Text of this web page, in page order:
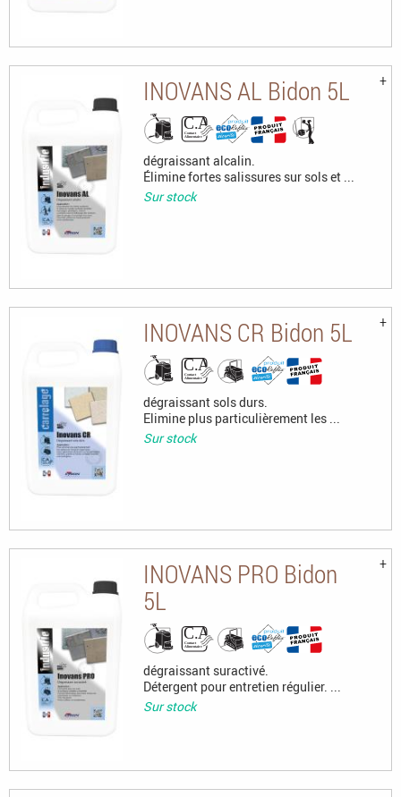
INOVANS AL Bidon 5L
dégraissant alcalin.
Élimine fortes salissures sur sols et ...
Sur stock
INOVANS CR Bidon 5L
dégraissant sols durs.
Elimine plus particulièrement les ...
Sur stock
INOVANS PRO Bidon
5L
dégraissant suractivé.
Détergent pour entretien régulier. ...
Sur stock